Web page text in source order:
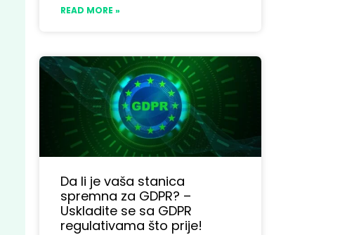
READ MORE »
Da li je vaša stanica
spremna za GDPR? –
Uskladite se sa GDPR
regulativama što prije!